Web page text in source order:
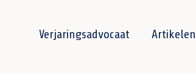
Verjaringsadvocaat Artikelen